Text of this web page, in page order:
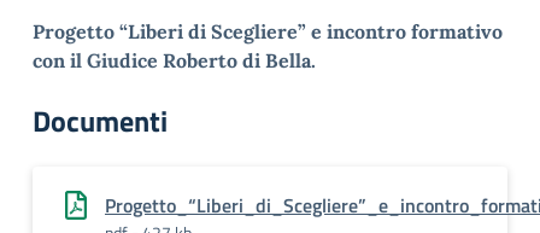
Progetto “Liberi di Scegliere” e incontro formativo
con il Giudice Roberto di Bella.
Documenti